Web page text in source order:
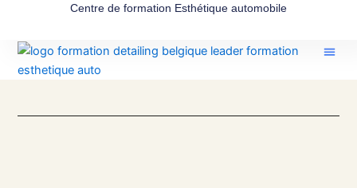
contenu
Centre de formation Esthétique automobile